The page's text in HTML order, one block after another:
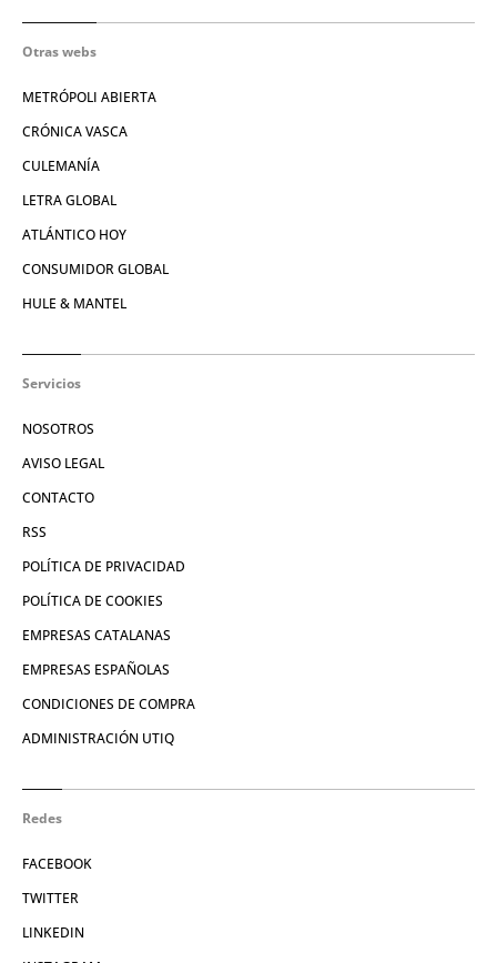
Otras webs
METRÓPOLI ABIERTA
CRÓNICA VASCA
CULEMANÍA
LETRA GLOBAL
ATLÁNTICO HOY
CONSUMIDOR GLOBAL
HULE & MANTEL
Servicios
NOSOTROS
AVISO LEGAL
CONTACTO
RSS
POLÍTICA DE PRIVACIDAD
POLÍTICA DE COOKIES
EMPRESAS CATALANAS
EMPRESAS ESPAÑOLAS
CONDICIONES DE COMPRA
ADMINISTRACIÓN UTIQ
Redes
FACEBOOK
TWITTER
LINKEDIN